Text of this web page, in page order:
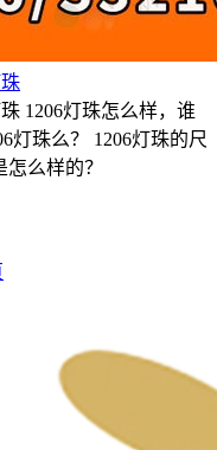
1206灯珠怎么样，谁
灯珠么？ 1206灯珠的尺
么样的？